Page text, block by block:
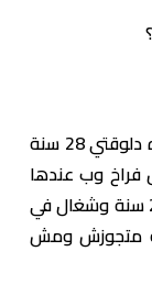
ج: أيوه معايا ج وشغال غفير نظامیي وعنده دلوقتي 28 سنة
محل فراخ وب عندها
27 سنة ومتجوزة ومش بتشتغل وا عنده 21 سنة وشغال في
16 سنة ولسه متجوزش ومش